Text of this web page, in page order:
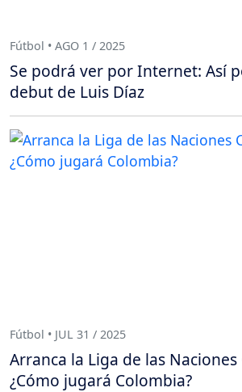
Fútbol • AGO 1 / 2025
Se podrá ver por Internet: Así
debut de Luis Díaz
Fútbol • JUL 31 / 2025
Arranca la Liga de las
¿Cómo jugará Colombia?